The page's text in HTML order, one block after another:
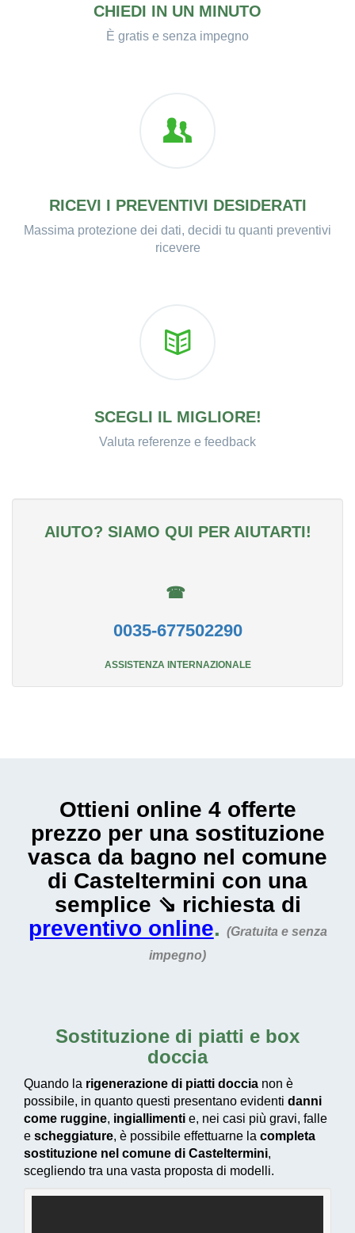
CHIEDI IN UN MINUTO
È gratis e senza impegno
RICEVI I PREVENTIVI DESIDERATI
Massima protezione dei dati, decidi tu quanti preventivi
ricevere
SCEGLI IL MIGLIORE!
Valuta referenze e feedback
AIUTO? SIAMO QUI PER AIUTARTI!
☎
0035-677502290
ASSISTENZA INTERNAZIONALE
Ottieni online 4 offerte
prezzo per una sostituzione
vasca da bagno nel comune
di Casteltermini con una
semplice ⇘ richiesta di
preventivo online. (Gratuita e senza
impegno)
Sostituzione di piatti e box
doccia
Quando la rigenerazione di piatti doccia non è
possibile, in quanto questi presentano evidenti danni
come ruggine, ingiallimenti e, nei casi più gravi, falle
e scheggiature, è possibile effettuarne la completa
sostituzione nel comune di Casteltermini,
scegliendo tra una vasta proposta di modelli.